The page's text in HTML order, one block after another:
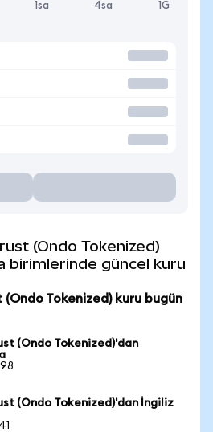
1sa 4sa 1G
(Ondo Tokenized)
birimlerinde güncel kuru
(Ondo Tokenized) kuru bugün
(Ondo Tokenized)'dan
(Ondo Tokenized)'dan İngiliz